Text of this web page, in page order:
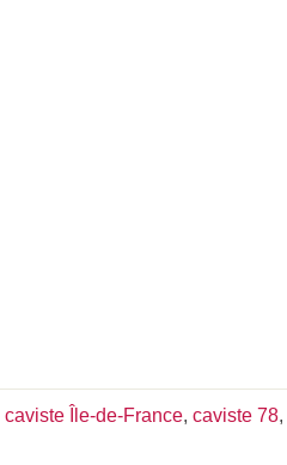
caviste Île-de-France, caviste 78,